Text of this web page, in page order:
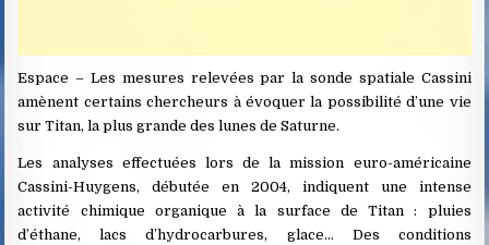
Espace – Les mesures relevées par la sonde spatiale Cassini
amènent certains chercheurs à évoquer la possibilité d’une vie
sur Titan, la plus grande des lunes de Saturne.
Les analyses effectuées lors de la mission euro-américaine
Cassini-Huygens, débutée en 2004, indiquent une intense
activité chimique organique à la surface de Titan : pluies
d’éthane, lacs d’hydrocarbures, glace… Des conditions